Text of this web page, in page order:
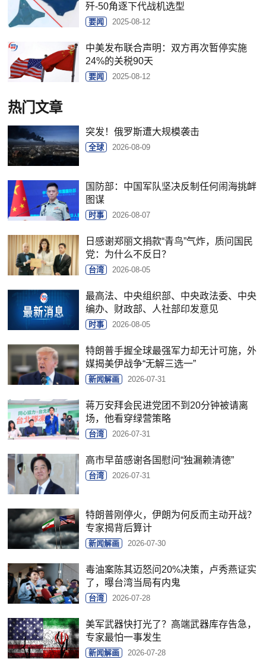
歼-50角逐下代战机选型
要闻 2025-08-12
中美发布联合声明：双方再次暂停实施
24%的关税90天
要闻 2025-08-12
热门文章
突发！俄罗斯遭大规模袭击
全球 2026-08-09
国防部：中国军队坚决反制任何闹海挑衅
图谋
时事 2026-08-07
日感谢郑丽文捐款“青鸟”气炸，质问国民
党：为什么不反日？
台湾 2026-08-05
最高法、中央组织部、中央政法委、中央
编办、财政部、人社部印发意见
时事 2026-08-05
特朗普手握全球最强军力却无计可施，外
媒揭美伊战争“无解三选一”
新闻解画 2026-07-31
蒋万安拜会民进党团不到20分钟被请离
场，他看穿绿营策略
台湾 2026-07-31
高市早苗感谢各国慰问“独漏赖清德”
台湾 2026-07-31
特朗普刚停火，伊朗为何反而主动开战？
专家揭背后算计
新闻解画 2026-07-30
毒油案陈其迈怒问20%决策，卢秀燕证实
了，曝台湾当局有内鬼
台湾 2026-07-28
美军武器快打光了？高端武器库存告急，
专家最怕一事发生
新闻解画 2026-07-28